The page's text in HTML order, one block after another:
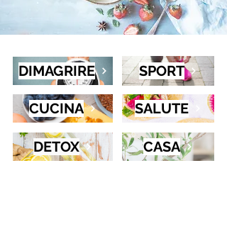
DIMAGRIRE SPORT
CUCINA SALUTE
DETOX CASA